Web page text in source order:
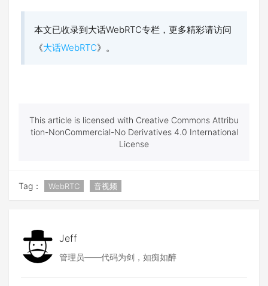
本文已收录到大话WebRTC专栏，更多精彩请访问
《 大话WebRTC》。
This article is licensed with Creative Commons Attribu
tion-NonCommercial-No Derivatives 4.0 International
License
Tag： WebRTC 音视频
Jeff
管理员——代码为剑，如痴如醉